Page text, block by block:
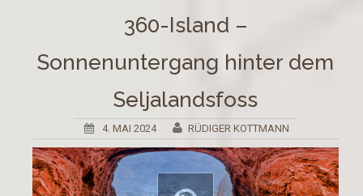
360-Island –
Sonnenuntergang hinter dem
Seljalandsfoss
4. MAI 2024 RÜDIGER KOTTMANN